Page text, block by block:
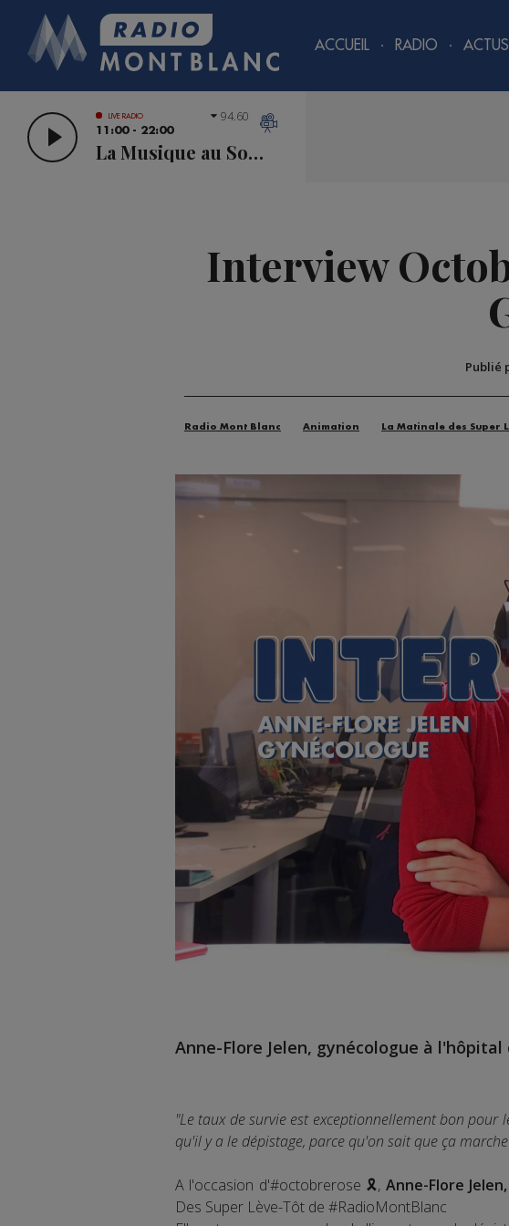
ACCUEIL RADIO ACTUS
LIVE RADIO
11:00 - 22:00
La Musique au Sommet
94.60
Interview
Publié
Radio Mont Blanc Animation La Matinale des Super
Anne-Flore Jelen, gynécologue à l'hôpital
"Le taux de survie est exceptionnellement bon
qu'il y a le dépistage, parce qu'on sait que ça
A l'occasion d'#octobrerose 🎗️, Anne-Flore
Des Super Lève-Tôt de #RadioMontBlanc